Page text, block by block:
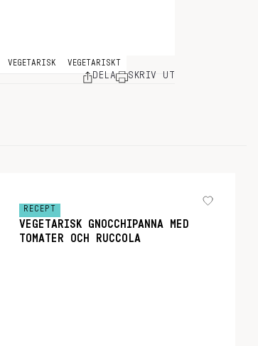
VEGETARISK
VEGETARISKT
DELA SKRIV UT
RECEPT
VEGETARISK GNOCCHIPANNA MED
TOMATER OCH RUCCOLA